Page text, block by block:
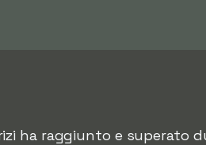
ha raggiunto e superato